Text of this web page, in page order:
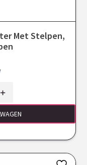
Met Stelpen,
+